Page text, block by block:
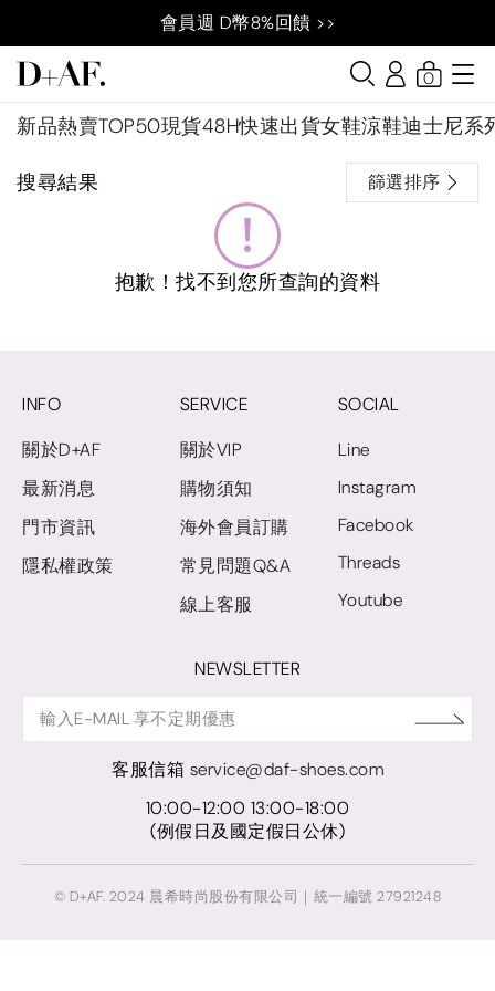
會員週 D幣8%回饋 >>
新品熱賣TOP50現貨48H快速出貨女鞋涼鞋迪士尼系
0
搜尋結果 篩選排序
抱歉！找不到您所查詢的資料
INFO
關於D+AF
最新消息
門市資訊
隱私權政策
SERVICE
關於VIP
購物須知
海外會員訂購
常見問題Q&A
線上客服
SOCIAL
Line
Instagram
Facebook
Threads
Youtube
NEWSLETTER
客服信箱 service@daf-shoes.com
10:00-12:00 13:00-18:00
(例假日及國定假日公休)
© D+AF. 2024 晨希時尚股份有限公司｜統一編號 27921248